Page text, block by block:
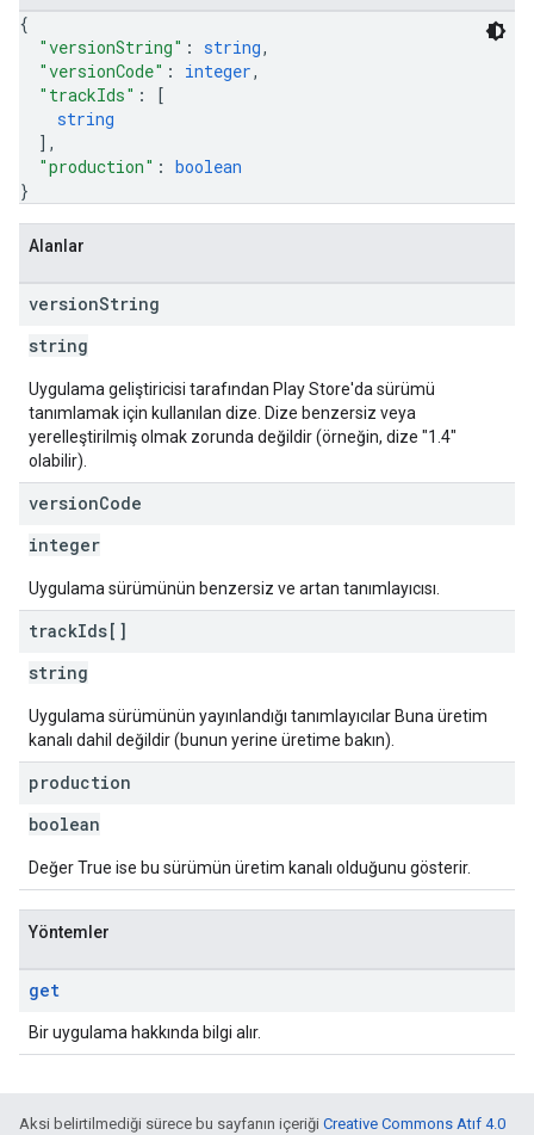
{
"versionString" : string,
"versionCode" : integer,
"trackIds" :
[
string
] ,
"production" : boolean
}
Alanlar
versionString
string
Uygulama geliştiricisi tarafından Play Store'da sürümü
tanımlamak için kullanılan dize. Dize benzersiz veya
yerelleştirilmiş olmak zorunda değildir (örneğin, dize "1.4"
olabilir).
versionCode
integer
Uygulama sürümünün benzersiz ve artan tanımlayıcısı.
trackIds[]
string
Uygulama sürümünün yayınlandığı tanımlayıcılar Buna üretim
kanalı dahil değildir (bunun yerine üretime bakın).
production
boolean
Değer True ise bu sürümün üretim kanalı olduğunu gösterir.
Yöntemler
get
Bir uygulama hakkında bilgi alır.
Aksi belirtilmediği sürece bu sayfanın içeriği Creative Commons Atıf 4.0